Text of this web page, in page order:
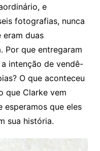
e
fotografias, nunca
eram duas
Por que entregaram
intenção de vendê-
O que aconteceu
que Clarke vem
que eles
sua história.